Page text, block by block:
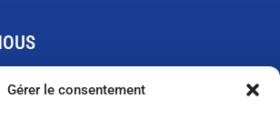
Gérer le consentement
1B4